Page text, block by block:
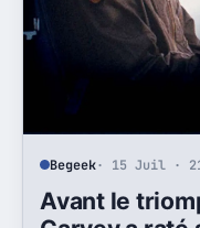
Begeek· 15 Juil ·
Avant le